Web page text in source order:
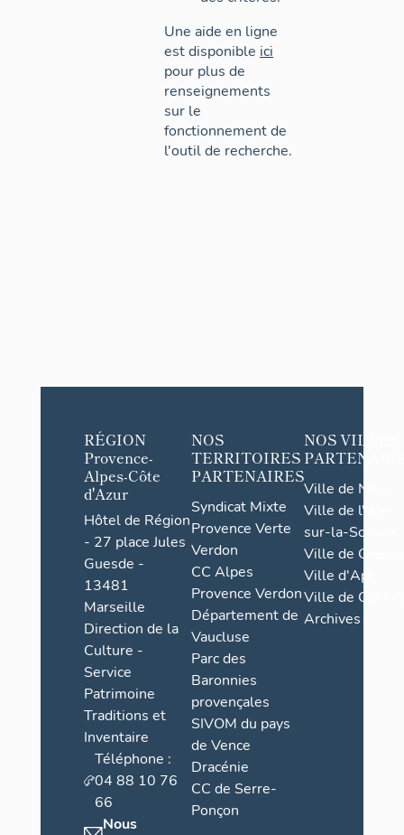
Une aide en ligne
est disponible ici
pour plus de
renseignements
sur le
fonctionnement de
l'outil de recherche.
RÉGION
Provence-
Alpes-Côte
d'Azur
Hôtel de Région
- 27 place Jules
Guesde -
13481
Marseille
Direction de la
Culture -
Service
Patrimoine
Traditions et
Inventaire
Téléphone :
04 88 10 76
66
Nous
NOS
TERRITOIRES
PARTENAIRES
Syndicat Mixte
Provence Verte
Verdon
CC Alpes
Provence Verdon
Département de
Vaucluse
Parc des
Baronnies
provençales
SIVOM du pays
de Vence
Dracénie
CC de Serre-
Ponçon
NOS VILLES
Ville de Nice
Ville de l'Isle-
sur-la-Sorgue
Ville de Grasse
Ville d'Apt
Ville de
Archives